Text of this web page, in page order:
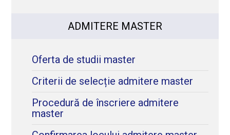
ADMITERE MASTER
Oferta de studii master
Criterii de selecție admitere master
Procedură de înscriere admitere
master